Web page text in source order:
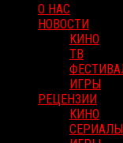
О НАС
НОВОСТИ
КИНО
ТВ
ИГРЫ
РЕЦЕНЗИИ
КИНО
СЕРИАЛЫ